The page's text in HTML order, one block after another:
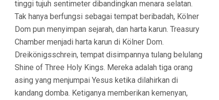
tinggi tujuh sentimeter dibandingkan menara selatan.
Tak hanya berfungsi sebagai tempat beribadah, Kölner
Dom pun menyimpan sejarah, dan harta karun. Treasury
Chamber menjadi harta karun di Kölner Dom.
Dreikönigsschrein, tempat disimpannya tulang belulang
Shine of Three Holy Kings. Mereka adalah tiga orang
asing yang menjumpai Yesus ketika dilahirkan di
kandang domba. Ketiganya memberikan kemenyan,